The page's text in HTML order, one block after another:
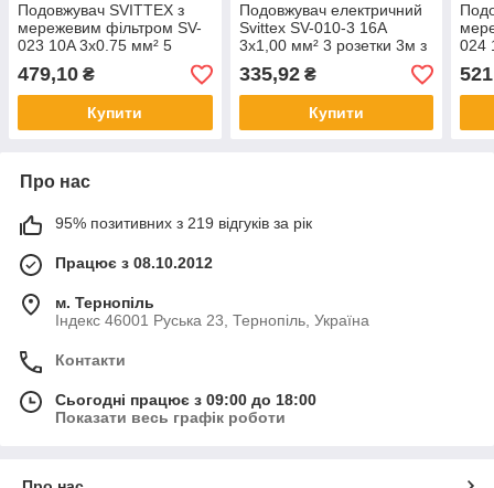
Подовжувач SVITTEX з
мережевим фільтром SV-
023 10A 3х0.75 мм² 5
розеток 2xUSB 1.8 м
479,10 ₴
Купити
Подовжувач електричний
Svittex SV-010-3 16A
3х1,00 мм² 3 розетки 3м з
заземленням
335,92₴
Купити
024
Про нас
95% позитивних з 219 відгуків за рік
Працює з 08.10.2012
м. Тернопіль
Індекс 46001 Руська 23, Тернопіль, Україна
Контакти
Сьогодні працює з 09:00 до 18:00
Показати весь графік роботи